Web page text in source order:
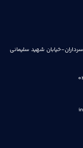
خیابان شهید سلیمانی